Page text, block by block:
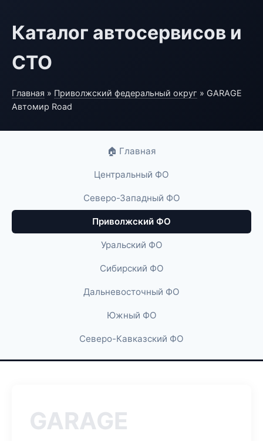
Каталог автосервисов и
СТО
Главная » Приволжский федеральный округ » GARAGE
Автомир Road
🏠 Главная
Центральный ФО
Северо-Западный ФО
Приволжский ФО
Уральский ФО
Сибирский ФО
Дальневосточный ФО
Южный ФО
Северо-Кавказский ФО
GARAGE